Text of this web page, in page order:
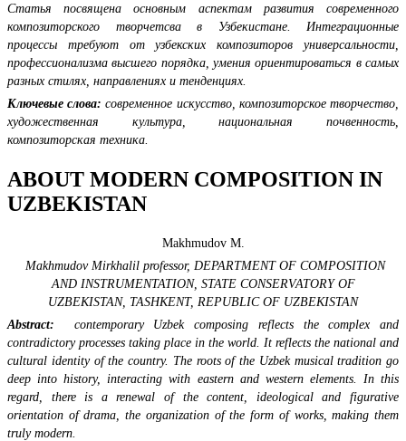
Статья посвящена основным аспектам развития современного
композиторского творчетсва в Узбекистане. Интеграционные
процессы требуют от узбекских композиторов универсальности,
профессионализма высшего порядка, умения ориентироваться в самых
разных стилях, направлениях и тенденциях.
Ключевые слова: современное искусство, композиторское творчество,
художественная культура, национальная почвенность,
композиторская техника.
ABOUT MODERN COMPOSITION IN
UZBEKISTAN
Makhmudov M.
Makhmudov Mirkhalil professor, DEPARTMENT OF COMPOSITION
AND INSTRUMENTATION, STATE CONSERVATORY OF
UZBEKISTAN, TASHKENT, REPUBLIC OF UZBEKISTAN
Abstract:
contemporary Uzbek composing reflects the complex and
contradictory processes taking place in the world. It reflects the national and
cultural identity of the country. The roots of the Uzbek musical tradition go
deep into history, interacting with eastern and western elements. In this
regard, there is a renewal of the content, ideological and figurative
orientation of drama, the organization of the form of works, making them
truly modern.